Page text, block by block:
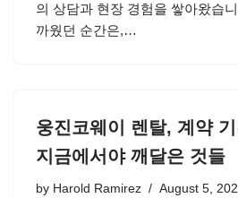
의 상담과 현장 경험을 쌓아왔습
까웠던 순간은,…
웅진코웨이 렌탈, 계약
지금에서야 깨달은 것들
by Harold Ramirez August 5,